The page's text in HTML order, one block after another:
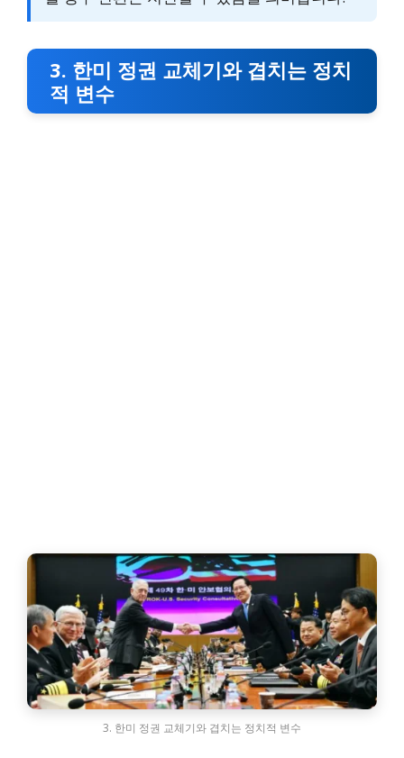
3. 한미 정권 교체기와 겹치는 정치
적 변수
3. 한미 정권 교체기와 겹치는 정치적 변수